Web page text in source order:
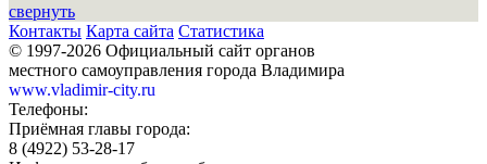
свернуть
Контакты Карта сайта Статистика
© 1997-2026 Официальный сайт органов
местного самоуправления города Владимира
www.vladimir-city.ru
Телефоны:
Приёмная главы города:
8 (4922) 53-28-17